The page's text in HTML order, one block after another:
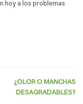
hoy a los problemas
¿OLOR O MANCHAS
DESAGRADABLES?